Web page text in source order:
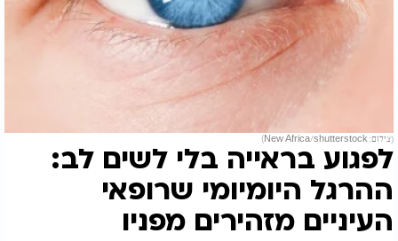
(צילום: New Africa/shutterstock)
לפגוע בראייה בלי לשים לב:
ההרגל היומיומי שרופאי
העיניים מזהירים מפניו